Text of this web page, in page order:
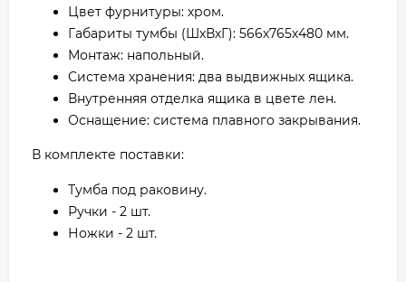
Цвет фурнитуры: хром.
Габариты тумбы (ШхВхГ): 566х765х480 мм.
Монтаж: напольный.
Система хранения: два выдвижных ящика.
Внутренняя отделка ящика в цвете лен.
Оснащение: система плавного закрывания.
В комплекте поставки:
Тумба под раковину.
Ручки - 2 шт.
Ножки - 2 шт.